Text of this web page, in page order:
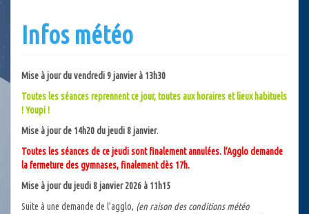
Infos météo
Mise à jour du vendredi 9 janvier à 13h30
Toutes les séances reprennent ce jour, toutes aux horaires et lieux habituels
! Youpi !
Mise à jour de 14h20 du jeudi 8 janvier.
Toutes les séances de ce jeudi sont finalement annulées. l’Agglo demande
la fermeture des gymnases, finalement dès 17h.
Mise à jour du jeudi 8 janvier 2026 à 11h15
Suite à une demande de l’agglo, (en raison des conditions météo